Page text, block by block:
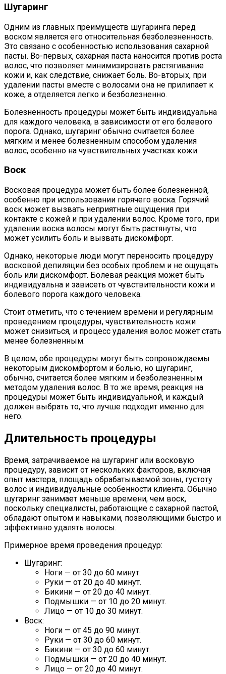
Шугаринг
Одним из главных преимуществ шугаринга перед
воском является его относительная безболезненность.
Это связано с особенностью использования сахарной
пасты. Во-первых, сахарная паста наносится против роста
волос, что позволяет минимизировать растягивание
кожи и, как следствие, снижает боль. Во-вторых, при
удалении пасты вместе с волосами она не прилипает к
коже, а отделяется легко и безболезненно.
Болезненность процедуры может быть индивидуальна
для каждого человека, в зависимости от его болевого
порога. Однако, шугаринг обычно считается более
мягким и менее болезненным способом удаления
волос, особенно на чувствительных участках кожи.
Воск
Восковая процедура может быть более болезненной,
особенно при использовании горячего воска. Горячий
воск может вызвать неприятные ощущения при
контакте с кожей и при удалении волос. Кроме того, при
удалении воска волосы могут быть растянуты, что
может усилить боль и вызвать дискомфорт.
Однако, некоторые люди могут переносить процедуру
восковой депиляции без особых проблем и не ощущать
боль или дискомфорт. Болевая реакция может быть
индивидуальна и зависеть от чувствительности кожи и
болевого порога каждого человека.
Стоит отметить, что с течением времени и регулярным
проведением процедуры, чувствительность кожи
может снизиться, и процесс удаления волос может стать
менее болезненным.
В целом, обе процедуры могут быть сопровождаемы
некоторым дискомфортом и болью, но шугаринг,
обычно, считается более мягким и безболезненным
методом удаления волос. В то же время, реакция на
процедуры может быть индивидуальной, и каждый
должен выбрать то, что лучше подходит именно для
него.
Длительность процедуры
Время, затрачиваемое на шугаринг или восковую
процедуру, зависит от нескольких факторов, включая
опыт мастера, площадь обрабатываемой зоны, густоту
волос и индивидуальные особенности клиента. Обычно
шугаринг занимает меньше времени, чем воск,
поскольку специалисты, работающие с сахарной пастой,
обладают опытом и навыками, позволяющими быстро и
эффективно удалять волосы.
Примерное время проведения процедур:
Шугаринг:
Ноги — от 30 до 60 минут.
Руки — от 20 до 40 минут.
Бикини — от 20 до 40 минут.
Подмышки — от 10 до 20 минут.
Лицо — от 10 до 30 минут.
Воск:
Ноги — от 45 до 90 минут.
Руки — от 30 до 60 минут.
Бикини — от 30 до 60 минут.
Подмышки — от 20 до 40 минут.
Лицо — от 20 до 40 минут.